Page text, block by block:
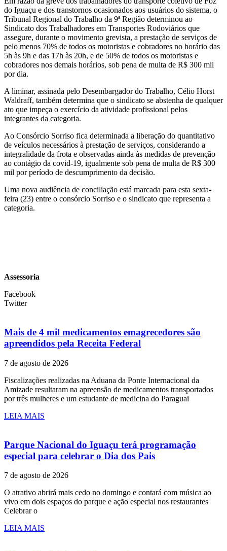
do Iguaçu e dos transtornos ocasionados aos usuários do sistema, o
Tribunal Regional do Trabalho da 9ª Região determinou ao
Sindicato dos Trabalhadores em Transportes Rodoviários que
assegure, durante o movimento grevista, a prestação de serviços de
pelo menos 70% de todos os motoristas e cobradores no horário das
5h às 9h e das 17h às 20h, e de 50% de todos os motoristas e
cobradores nos demais horários, sob pena de multa de R$ 300 mil
por dia.
A liminar, assinada pelo Desembargador do Trabalho, Célio Horst
Waldraff, também determina que o sindicato se abstenha de qualquer
ato que impeça o exercício da atividade profissional pelos
integrantes da categoria.
Ao Consórcio Sorriso fica determinada a liberação do quantitativo
de veículos necessários à prestação de serviços, considerando a
integralidade da frota e observadas ainda às medidas de prevenção
ao contágio da covid-19, igualmente sob pena de multa de R$ 300
mil por período de descumprimento da decisão.
Uma nova audiência de conciliação está marcada para esta sexta-
feira (23) entre o consórcio Sorriso e o sindicato que representa a
categoria.
Assessoria
Facebook
Twitter
Mais de 4 mil medicamentos emagrecedores são
apreendidos pela Receita Federal
7 de agosto de 2026
Fiscalizações realizadas na Aduana da Ponte Internacional da
Amizade resultaram na apreensão de medicamentos transportados
por três mulheres e um estudante de medicina do Paraguai
LEIA MAIS
Parque Nacional do Iguaçu terá programação
especial para celebrar o Dia dos Pais
7 de agosto de 2026
O atrativo abrirá mais cedo no domingo e contará com música ao
vivo em dois espaços do parque e ação especial nos restaurantes
Celebrar o
LEIA MAIS